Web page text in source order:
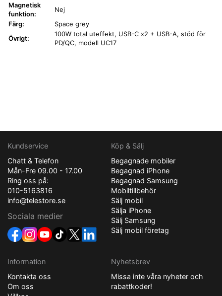
Magnetisk
funktion:
Nej
Färg:
Space grey
Övrigt:
100W total uteffekt, USB-C x2 + USB-A, stöd för
PD/QC, modell UC17
Kundservice
Chatt & Telefon
Mån-Fre 09.00 - 17.00
Ring oss på:
010-5163816
info@telestore.se
Sociala medier
Köp & Sälj
Begagnade mobiler
Begagnad iPhone
Begagnad Samsung
Mobiltillbehör
Sälj mobil
Sälja iPhone
Sälj Samsung
Sälj mobil företag
Information
Kontakta oss
Om oss
Nyhetsbrev
Missa inte våra nyheter och
rabattkoder!